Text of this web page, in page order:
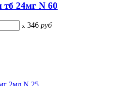
тб 24мг N 60
x 346 руб